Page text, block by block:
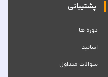
پشتیبانی
دوره ها
اساتید
سوالات متداول